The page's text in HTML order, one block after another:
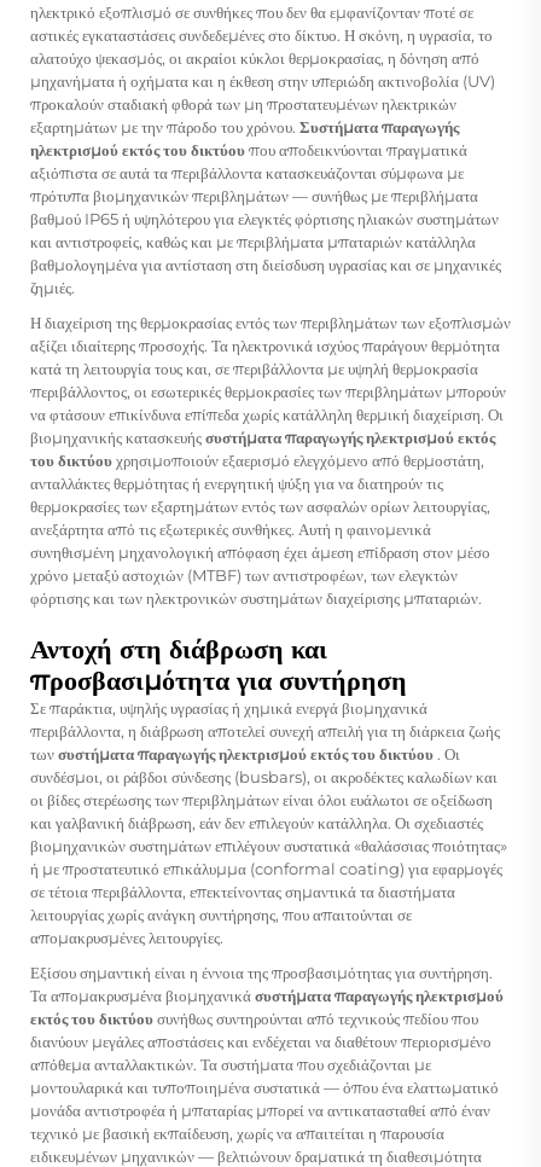
ηλεκτρικό εξοπλισμό σε συνθήκες που δεν θα εμφανίζονταν ποτέ σε
αστικές εγκαταστάσεις συνδεδεμένες στο δίκτυο. Η σκόνη, η υγρασία, το
αλατούχο ψεκασμός, οι ακραίοι κύκλοι θερμοκρασίας, η δόνηση από
μηχανήματα ή οχήματα και η έκθεση στην υπεριώδη ακτινοβολία (UV)
προκαλούν σταδιακή φθορά των μη προστατευμένων ηλεκτρικών
εξαρτημάτων με την πάροδο του χρόνου. Συστήματα παραγωγής
ηλεκτρισμού εκτός του δικτύουπου αποδεικνύονται πραγματικά
αξιόπιστα σε αυτά τα περιβάλλοντα κατασκευάζονται σύμφωνα με
πρότυπα βιομηχανικών περιβλημάτων — συνήθως με περιβλήματα
βαθμού IP65 ή υψηλότερου για ελεγκτές φόρτισης ηλιακών συστημάτων
και αντιστροφείς, καθώς και με περιβλήματα μπαταριών κατάλληλα
βαθμολογημένα για αντίσταση στη διείσδυση υγρασίας και σε μηχανικές
ζημιές.
Η διαχείριση της θερμοκρασίας εντός των περιβλημάτων των εξοπλισμών
αξίζει ιδιαίτερης προσοχής. Τα ηλεκτρονικά ισχύος παράγουν θερμότητα
κατά τη λειτουργία τους και, σε περιβάλλοντα με υψηλή θερμοκρασία
περιβάλλοντος, οι εσωτερικές θερμοκρασίες των περιβλημάτων μπορούν
να φτάσουν επικίνδυνα επίπεδα χωρίς κατάλληλη θερμική διαχείριση. Οι
βιομηχανικής κατασκευήςσυστήματα παραγωγής ηλεκτρισμού εκτός
του δικτύουχρησιμοποιούν εξαερισμό ελεγχόμενο από θερμοστάτη,
ανταλλάκτες θερμότητας ή ενεργητική ψύξη για να διατηρούν τις
θερμοκρασίες των εξαρτημάτων εντός των ασφαλών ορίων λειτουργίας,
ανεξάρτητα από τις εξωτερικές συνθήκες. Αυτή η φαινομενικά
συνηθισμένη μηχανολογική απόφαση έχει άμεση επίδραση στον μέσο
χρόνο μεταξύ αστοχιών (MTBF) των αντιστροφέων, των ελεγκτών
φόρτισης και των ηλεκτρονικών συστημάτων διαχείρισης μπαταριών.
Αντοχή στη διάβρωση και
προσβασιμότητα για συντήρηση
Σε παράκτια, υψηλής υγρασίας ή χημικά ενεργά βιομηχανικά
περιβάλλοντα, η διάβρωση αποτελεί συνεχή απειλή για τη διάρκεια ζωής
τωνσυστήματα παραγωγής ηλεκτρισμού εκτός του δικτύου . Οι
συνδέσμοι, οι ράβδοι σύνδεσης (busbars), οι ακροδέκτες καλωδίων και
οι βίδες στερέωσης των περιβλημάτων είναι όλοι ευάλωτοι σε οξείδωση
και γαλβανική διάβρωση, εάν δεν επιλεγούν κατάλληλα. Οι σχεδιαστές
βιομηχανικών συστημάτων επιλέγουν συστατικά «θαλάσσιας ποιότητας»
ή με προστατευτικό επικάλυμμα (conformal coating) για εφαρμογές
σε τέτοια περιβάλλοντα, επεκτείνοντας σημαντικά τα διαστήματα
λειτουργίας χωρίς ανάγκη συντήρησης, που απαιτούνται σε
απομακρυσμένες λειτουργίες.
Εξίσου σημαντική είναι η έννοια της προσβασιμότητας για συντήρηση.
Τα απομακρυσμένα βιομηχανικάσυστήματα παραγωγής ηλεκτρισμού
εκτός του δικτύουσυνήθως συντηρούνται από τεχνικούς πεδίου που
διανύουν μεγάλες αποστάσεις και ενδέχεται να διαθέτουν περιορισμένο
απόθεμα ανταλλακτικών. Τα συστήματα που σχεδιάζονται με
μοντουλαρικά και τυποποιημένα συστατικά — όπου ένα ελαττωματικό
μονάδα αντιστροφέα ή μπαταρίας μπορεί να αντικατασταθεί από έναν
τεχνικό με βασική εκπαίδευση, χωρίς να απαιτείται η παρουσία
ειδικευμένων μηχανικών — βελτιώνουν δραματικά τη διαθεσιμότητα